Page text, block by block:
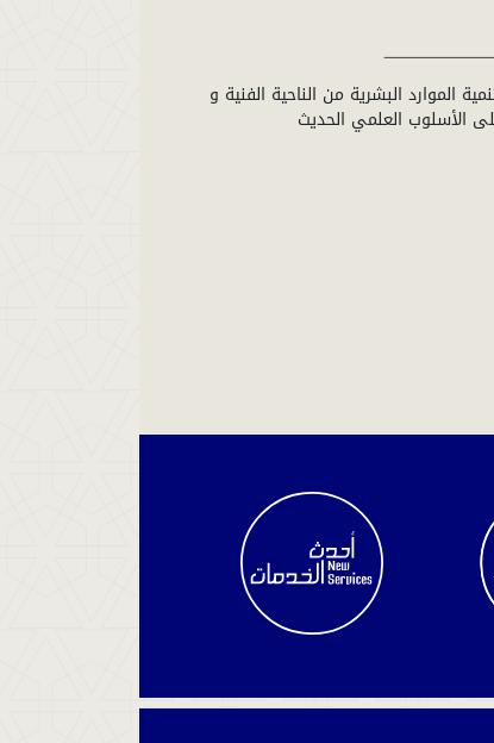
الموارد البشرية من الناحية الفنية و
الأسلوب العلمي الحديث
القضية
استعلم